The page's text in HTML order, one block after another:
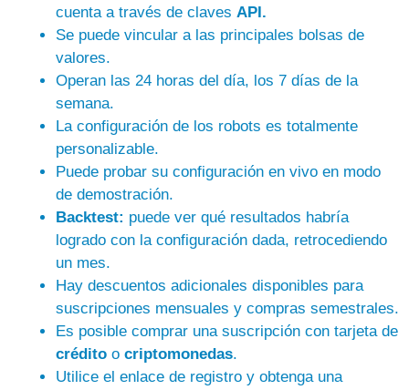
cuenta a través de claves API.
Se puede vincular a las principales bolsas de
valores.
Operan las 24 horas del día, los 7 días de la
semana.
La configuración de los robots es totalmente
personalizable.
Puede probar su configuración en vivo en modo
de demostración.
Backtest: puede ver qué resultados habría
logrado con la configuración dada, retrocediendo
un mes.
Hay descuentos adicionales disponibles para
suscripciones mensuales y compras semestrales.
Es posible comprar una suscripción con tarjeta de
crédito o criptomonedas.
Utilice el enlace de registro y obtenga una